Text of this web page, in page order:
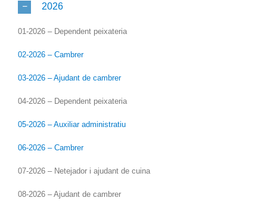
2026
01-2026 – Dependent peixateria
02-2026 – Cambrer
03-2026 – Ajudant de cambrer
04-2026 – Dependent peixateria
05-2026 – Auxiliar administratiu
06-2026 – Cambrer
07-2026 – Netejador i ajudant de cuina
08-2026 – Ajudant de cambrer